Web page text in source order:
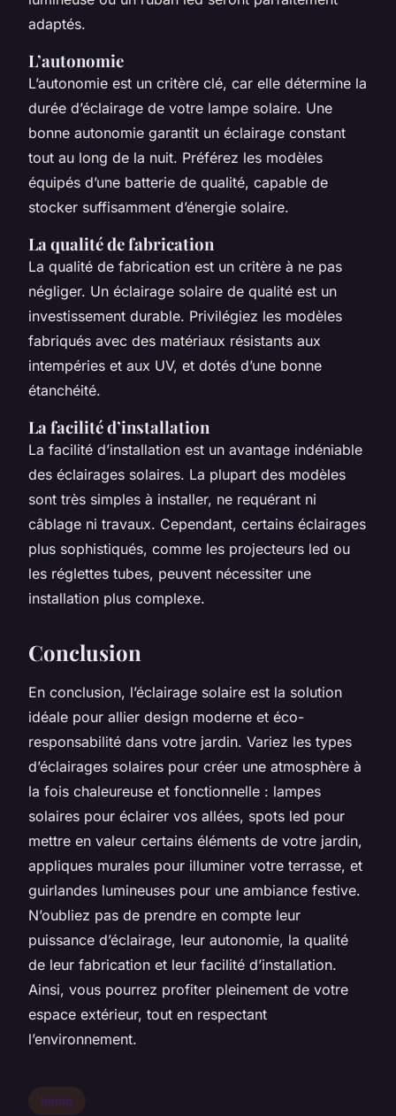
adaptés.
L’autonomie
L’autonomie est un critère clé, car elle détermine la
durée d’éclairage de votre lampe solaire. Une
bonne autonomie garantit un éclairage constant
tout au long de la nuit. Préférez les modèles
équipés d’une batterie de qualité, capable de
stocker suffisamment d’énergie solaire.
La qualité de fabrication
La qualité de fabrication est un critère à ne pas
négliger. Un éclairage solaire de qualité est un
investissement durable. Privilégiez les modèles
fabriqués avec des matériaux résistants aux
intempéries et aux UV, et dotés d’une bonne
étanchéité.
La facilité d’installation
La facilité d’installation est un avantage indéniable
des éclairages solaires. La plupart des modèles
sont très simples à installer, ne requérant ni
câblage ni travaux. Cependant, certains éclairages
plus sophistiqués, comme les projecteurs led ou
les réglettes tubes, peuvent nécessiter une
installation plus complexe.
Conclusion
En conclusion, l’éclairage solaire est la solution
idéale pour allier design moderne et éco-
responsabilité dans votre jardin. Variez les types
d’éclairages solaires pour créer une atmosphère à
la fois chaleureuse et fonctionnelle : lampes
solaires pour éclairer vos allées, spots led pour
mettre en valeur certains éléments de votre jardin,
appliques murales pour illuminer votre terrasse, et
guirlandes lumineuses pour une ambiance festive.
N’oubliez pas de prendre en compte leur
puissance d’éclairage, leur autonomie, la qualité
de leur fabrication et leur facilité d’installation.
Ainsi, vous pourrez profiter pleinement de votre
espace extérieur, tout en respectant
l’environnement.
Immo